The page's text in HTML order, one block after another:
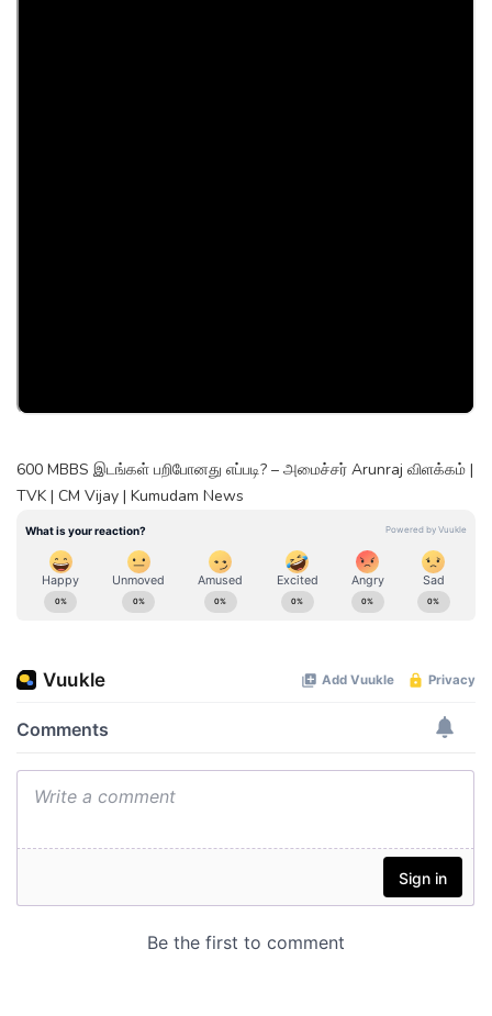
600 MBBS இடங்கள் பறிபோனது எப்படி? – அமைச்சர் Arunraj விளக்கம் |
TVK | CM Vijay | Kumudam News